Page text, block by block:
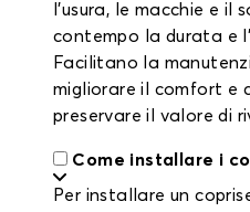
l'usura, le macchie e il
contempo la durata e
Facilitano la
migliorare il comfort e
preservare il valore di
Come installare i
Per installare un